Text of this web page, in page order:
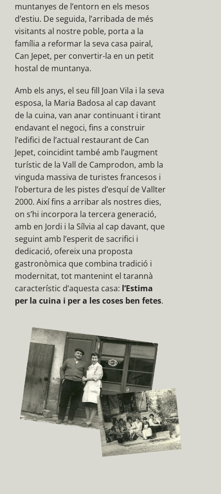
muntanyes de l’entorn en els mesos
d’estiu. De seguida, l’arribada de més
visitants al nostre poble, porta a la
família a reformar la seva casa pairal,
Can Jepet, per convertir-la en un petit
hostal de muntanya.
Amb els anys, el seu fill Joan Vila i la seva
esposa, la Maria Badosa al cap davant
de la cuina, van anar continuant i tirant
endavant el negoci, fins a construir
l’edifici de l’actual restaurant de Can
Jepet, coincidint també amb l’augment
turístic de la Vall de Camprodon, amb la
vinguda massiva de turistes francesos i
l’obertura de les pistes d’esquí de Vallter
2000. Així fins a arribar als nostres dies,
on s’hi incorpora la tercera generació,
amb en Jordi i la Sílvia al cap davant, que
seguint amb l’esperit de sacrifici i
dedicació, ofereix una proposta
gastronòmica que combina tradició i
modernitat, tot mantenint el tarannà
característic d’aquesta casa: l’Estima
per la cuina i per a les coses ben fetes.